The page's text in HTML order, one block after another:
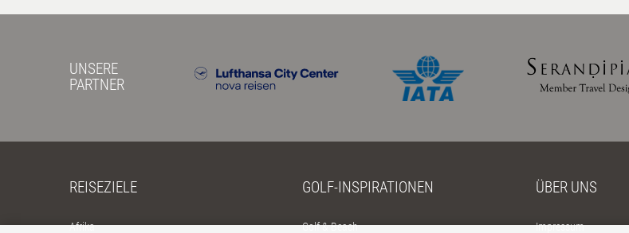
UNSERE
PARTNER
REISEZIELE
Afrika
GOLF-INSPIRATIONEN
Golf & Beach
ÜBER UNS
Impressum